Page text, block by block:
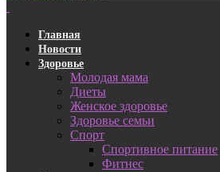
Главная
Новости
Здоровье
Молодая мама
Диеты
Женское здоровье
Здоровье семьи
Спорт
Спортивное питание
Фитнес